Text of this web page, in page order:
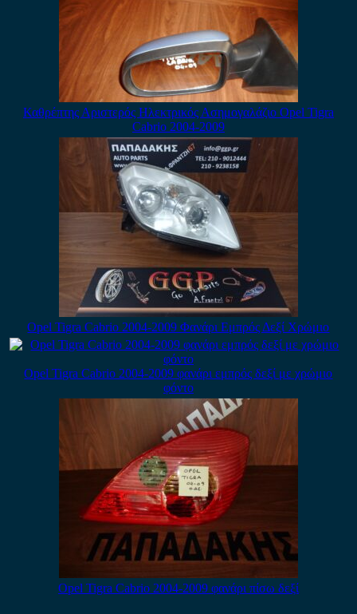
Καθρέπτης Αριστερός Ηλεκτρικός Ασημογαλάζιο Opel Tigra
Cabrio 2004-2009
Opel Tigra Cabrio 2004-2009 Φανάρι Εμπρός Δεξί Χρώμιο
Opel Tigra Cabrio 2004-2009 φανάρι εμπρός δεξί με χρώμιο
φόντο
Opel Tigra Cabrio 2004-2009 φανάρι πίσω δεξί